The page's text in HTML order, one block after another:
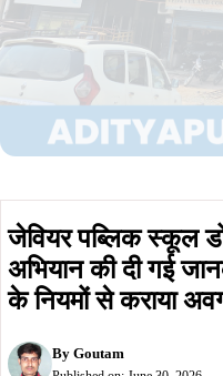
जेवियर पब्लिक स्कूल
अभियान की दी गई
के नियमों से कराया
By Goutam